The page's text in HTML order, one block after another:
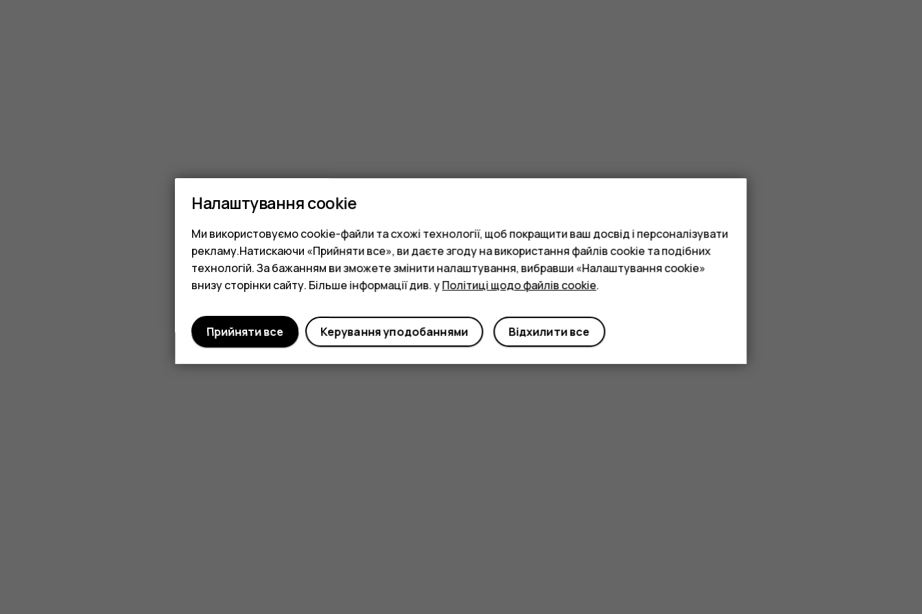
Налаштування cookie
Ми використовуємо cookie-файли та схожі технології, щоб покращити ваш досвід і персоналізувати
рекламу.Натискаючи «Прийняти все», ви даєте згоду на використання файлів cookie та подібних
технологій. За бажанням ви зможете змінити налаштування, вибравши «Налаштування cookie»
внизу сторінки сайту. Більше інформації див. уПолітиці щодо файлів cookie.
Відхилити все
Керування уподобаннями
Прийняти все